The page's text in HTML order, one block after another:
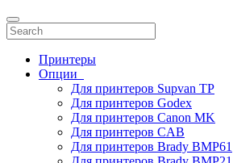
Принтеры
Опции
Для принтеров Supvan TP
Для принтеров Godex
Для принтеров Canon MK
Для принтеров CAB
Для принтеров Brady BMP61